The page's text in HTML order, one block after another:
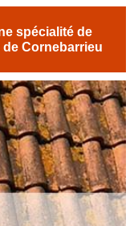
spécialité de
de Cornebarrieu